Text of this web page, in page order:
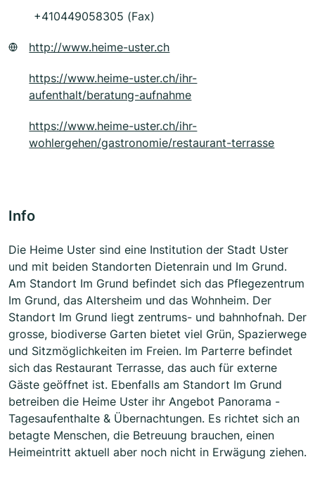
+410449058305 (Fax)
http://www.heime-uster.ch
https://www.heime-uster.ch/ihr-
aufenthalt/beratung-aufnahme
https://www.heime-uster.ch/ihr-
wohlergehen/gastronomie/restaurant-terrasse
Info
Die Heime Uster sind eine Institution der Stadt Uster
und mit beiden Standorten Dietenrain und Im Grund.
Am Standort Im Grund befindet sich das Pflegezentrum
Im Grund, das Altersheim und das Wohnheim. Der
Standort Im Grund liegt zentrums- und bahnhofnah. Der
grosse, biodiverse Garten bietet viel Grün, Spazierwege
und Sitzmöglichkeiten im Freien. Im Parterre befindet
sich das Restaurant Terrasse, das auch für externe
Gäste geöffnet ist. Ebenfalls am Standort Im Grund
betreiben die Heime Uster ihr Angebot Panorama -
Tagesaufenthalte & Übernachtungen. Es richtet sich an
betagte Menschen, die Betreuung brauchen, einen
Heimeintritt aktuell aber noch nicht in Erwägung ziehen.